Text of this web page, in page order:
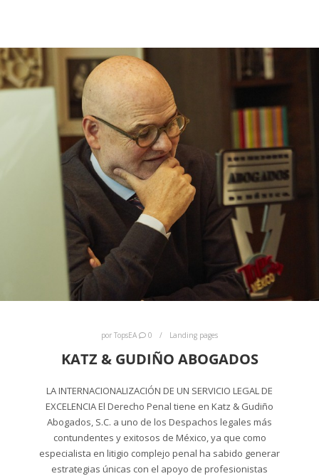
por TopsEA 0 Landing pages
KATZ & GUDIÑO ABOGADOS
LA INTERNACIONALIZACIÓN DE UN SERVICIO LEGAL DE
EXCELENCIA El Derecho Penal tiene en Katz & Gudiño
Abogados, S.C. a uno de los Despachos legales más
contundentes y exitosos de México, ya que como
especialista en litigio complejo penal ha sabido generar
estrategias únicas con el apoyo de profesionistas